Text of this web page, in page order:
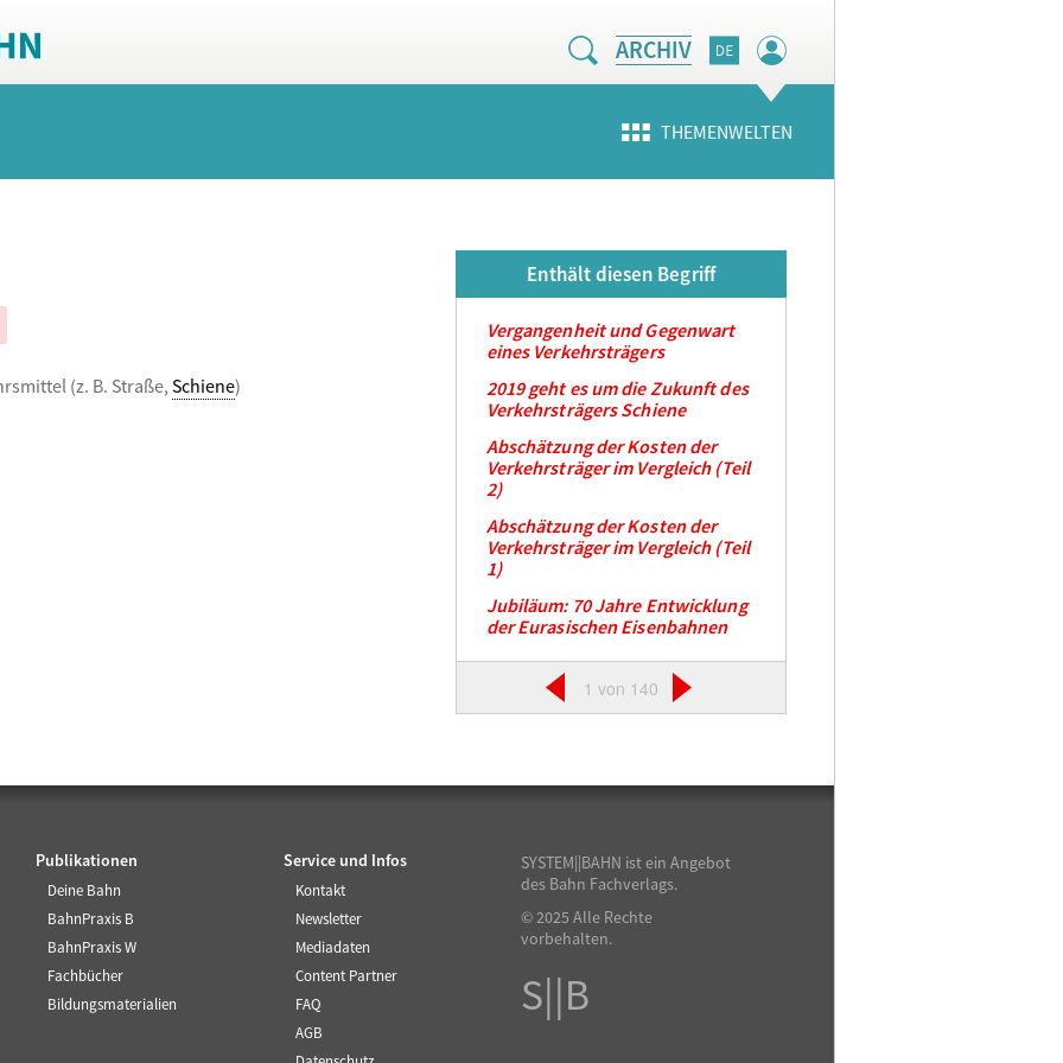
ARCHIV
THEMENWELTEN
(z. B. Straße, Schiene)
Enthält diesen Begriff
Vergangenheit und Gegenwart
eines Verkehrsträgers
2019 geht es um die Zukunft des
Verkehrsträgers Schiene
Abschätzung der Kosten der
Verkehrsträger im Vergleich (Teil
2)
Abschätzung der Kosten der
Verkehrsträger im Vergleich (Teil
1)
Jubiläum: 70 Jahre Entwicklung
der Eurasischen Eisenbahnen
1 von 140
Publikationen
Deine Bahn
BahnPraxis B
BahnPraxis W
Fachbücher
Bildungsmaterialien
Service und Infos
Kontakt
Newsletter
Mediadaten
Content Partner
FAQ
AGB
SYSTEM||BAHN ist ein Angebot
des Bahn Fachverlags.
© 2025 Alle Rechte
vorbehalten.
S||B